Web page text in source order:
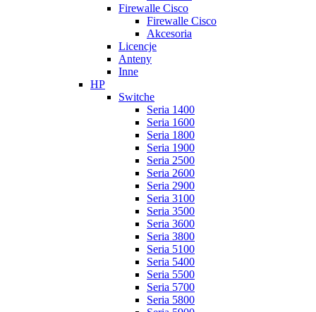
Firewalle Cisco
Firewalle Cisco
Akcesoria
Licencje
Anteny
Inne
HP
Switche
Seria 1400
Seria 1600
Seria 1800
Seria 1900
Seria 2500
Seria 2600
Seria 2900
Seria 3100
Seria 3500
Seria 3600
Seria 3800
Seria 5100
Seria 5400
Seria 5500
Seria 5700
Seria 5800